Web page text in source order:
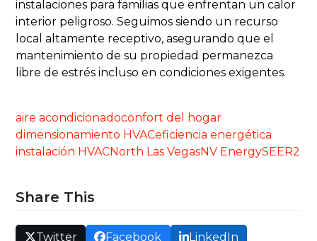
instalaciones para familias que enfrentan un calor
interior peligroso. Seguimos siendo un recurso
local altamente receptivo, asegurando que el
mantenimiento de su propiedad permanezca
libre de estrés incluso en condiciones exigentes.
aire acondicionadoconfort del hogar
dimensionamiento HVACeficiencia energética
instalación HVACNorth Las VegasNV EnergySEER2
Share This
Twitter Facebook
LinkedIn